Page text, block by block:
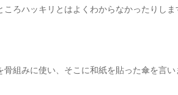
ころハッキリとはよくわからなかったりしま
組みに使い、そこに和紙を貼った傘を言い